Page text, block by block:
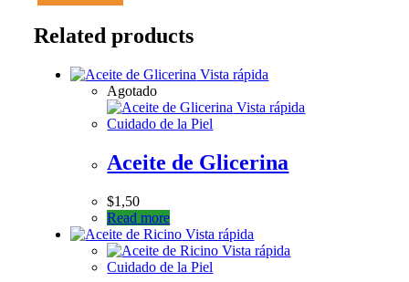
Related products
Vista rápida
Agotado
Vista rápida
Cuidado de la Piel
Aceite de Glicerina
$1,50
Read more
Vista rápida
Vista rápida
Cuidado de la Piel